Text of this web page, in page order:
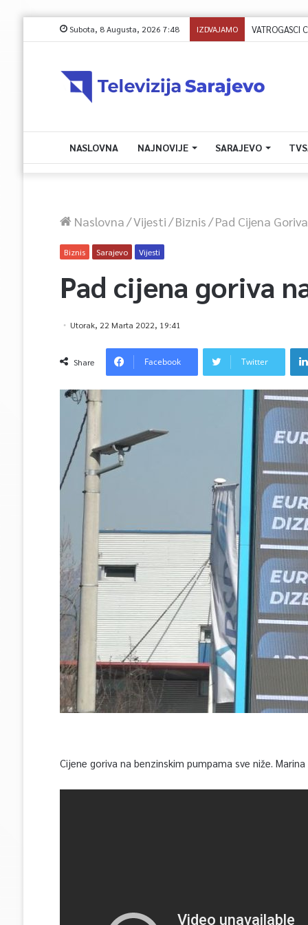
Subota, 8 Augusta, 2026 7:48 IZDVAJAMO
NASLOVNA NAJNOVIJE SARAJEVO
Naslovna/Vijesti/Biznis/Pad Cijena
Biznis Sarajevo Vijesti
Pad cijena goriva
Utorak, 22 Marta 2022, 19:41
Share Facebook Twitter
Cijene goriva na benzinskim pumpama sve niže.